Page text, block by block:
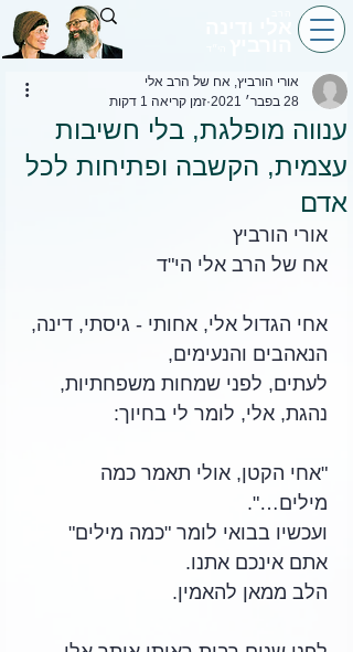
ענווה מופלגת, בלי חשיבות
עצמית, הקשבה ופתיחות לכל
אדם
אורי הורביץ, אח של הרב אלי
28 בפבר׳ 2021
זמן קריאה 1 דקות
אורי הורביץ
אח של הרב אלי הי"ד
אחי הגדול אלי, אחותי - גיסתי, דינה,
הנאהבים והנעימים,
לעתים, לפני שמחות משפחתיות,
נהגת, אלי, לומר לי בחיוך:
"אחי הקטן, אולי תאמר כמה
מילים…".
ועכשיו בבואי לומר "כמה מילים"
אתם אינכם אתנו.
הלב ממאן להאמין.